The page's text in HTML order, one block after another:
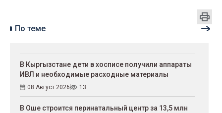
По теме
В Кыргызстане дети в хосписе получили аппараты
ИВЛ и необходимые расходные материалы
08 Август 2026 13
В Оше строится перинатальный центр за 13,5 млн